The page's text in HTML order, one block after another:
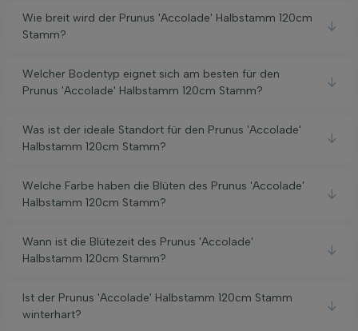
Wie breit wird der Prunus 'Accolade' Halbstamm 120cm
Stamm?
Welcher Bodentyp eignet sich am besten für den
Prunus 'Accolade' Halbstamm 120cm Stamm?
Was ist der ideale Standort für den Prunus 'Accolade'
Halbstamm 120cm Stamm?
Welche Farbe haben die Blüten des Prunus 'Accolade'
Halbstamm 120cm Stamm?
Wann ist die Blütezeit des Prunus 'Accolade'
Halbstamm 120cm Stamm?
Ist der Prunus 'Accolade' Halbstamm 120cm Stamm
winterhart?